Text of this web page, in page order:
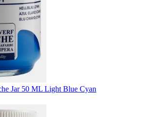
Jar 50 ML Light Blue Cyan